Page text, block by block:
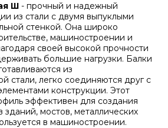
Ш - прочный и надежный
из стали с двумя выпуклыми
стенкой. Она широко
машиностроении и
своей высокой прочности
большие нагрузки. Балки
из
стали, легко соединяются друг с
конструкции. Этот
эффективен для создания
мостов, металлических
в машиностроении.